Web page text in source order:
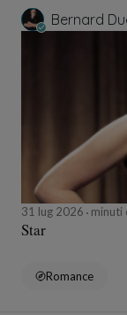
Bernard
31 lug 2026 minuti
Star
Romance